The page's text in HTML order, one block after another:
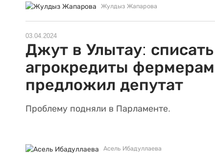
Жулдыз Жапарова
03.04.2024
Джут в Улытау: списать
агрокредиты фермерам
предложил депутат
Проблему подняли в Парламенте.
Асель Ибадуллаева